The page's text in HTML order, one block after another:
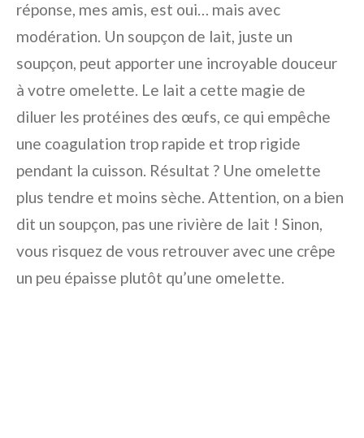
réponse, mes amis, est oui… mais avec
modération. Un soupçon de lait, juste un
soupçon, peut apporter une incroyable douceur
à votre omelette. Le lait a cette magie de
diluer les protéines des œufs, ce qui empêche
une coagulation trop rapide et trop rigide
pendant la cuisson. Résultat ? Une omelette
plus tendre et moins sèche. Attention, on a bien
dit un soupçon, pas une rivière de lait ! Sinon,
vous risquez de vous retrouver avec une crêpe
un peu épaisse plutôt qu’une omelette.